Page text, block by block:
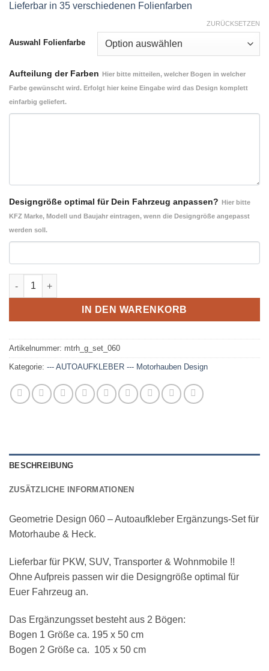
Lieferbar in 35 verschiedenen Folienfarben
Auswahl Folienfarbe
ZURÜCKSETZEN
Aufteilung der Farben Hier bitte mitteilen, welcher Bogen in welcher
Farbe gewünscht wird. Erfolgt hier keine Eingabe wird das Design komplett
einfarbig geliefert.
Designgröße optimal für Dein Fahrzeug anpassen? Hier bitte
KFZ Marke, Modell und Baujahr eintragen, wenn die Designgröße angepasst
werden soll.
Geo-Design 060 Ergänzung- Motorhaube und Heck
IN DEN WARENKORB
Artikelnummer: mtrh_g_set_060
Kategorie: --- AUTOAUFKLEBER --- Motorhauben Design
BESCHREIBUNG
ZUSÄTZLICHE INFORMATIONEN
Geometrie Design 060 – Autoaufkleber Ergänzungs-Set für
Motorhaube & Heck.
Lieferbar für PKW, SUV, Transporter & Wohnmobile !!
Ohne Aufpreis passen wir die Designgröße optimal für
Euer Fahrzeug an.
Das Ergänzungsset besteht aus 2 Bögen:
Bogen 1 Größe ca. 195 x 50 cm
Bogen 2 Größe ca. 105 x 50 cm